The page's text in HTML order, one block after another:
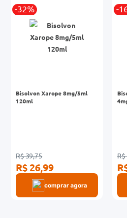
-32%
Bisolvon Xarope 8mg/5ml
120ml
R$ 39,75
R$ 26,99
comprar agora
-
R$